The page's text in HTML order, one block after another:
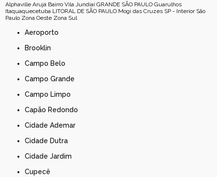
Alphaville Arujá Bairro Vila Jundiaí GRANDE SÃO PAULO Guarulhos
Itaquaquecetuba LITORAL DE SÃO PAULO Mogi das Cruzes SP - Interior São
Paulo Zona Oeste Zona Sul
Aeroporto
Brooklin
Campo Belo
Campo Grande
Campo Limpo
Capão Redondo
Cidade Ademar
Cidade Dutra
Cidade Jardim
Cupecê